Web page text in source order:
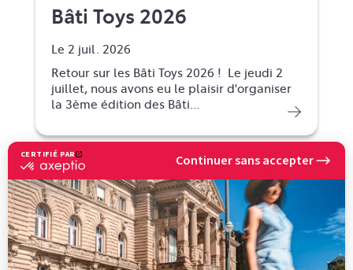
CERTIFIÉ PAR
certifié
Axeptio
-
En
savoir
plus
sur
Axeptio
Continuer sans accepter
Bâti Toys 2026
Le 2 juil. 2026
Retour sur les Bâti Toys 2026 ! Le jeudi 2
juillet, nous avons eu le plaisir d'organiser
la 3ème édition des Bâti...